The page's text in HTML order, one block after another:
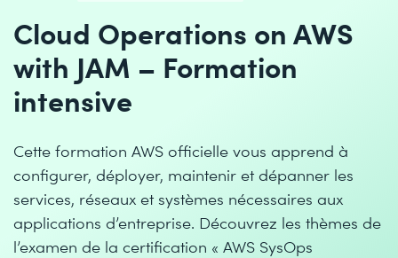
Cloud Operations on AWS
with JAM – Formation
intensive
Cette formation AWS officielle vous apprend à
configurer, déployer, maintenir et dépanner les
services, réseaux et systèmes nécessaires aux
applications d’entreprise. Découvrez les thèmes de
l’examen de la certification « AWS SysOps